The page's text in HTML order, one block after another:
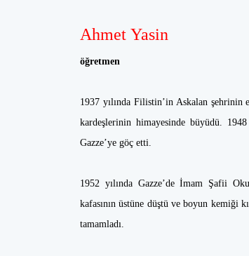
Ahmet Yasin
öğretmen
1937 yılında Filistin’in Askalan şehrinin
kardeşlerinin himayesinde büyüdü.
Gazze’ye göç etti.
1952 yılında Gazze’de İmam Şafii
kafasının üstüne düştü ve boyun kemiği
tamamladı.